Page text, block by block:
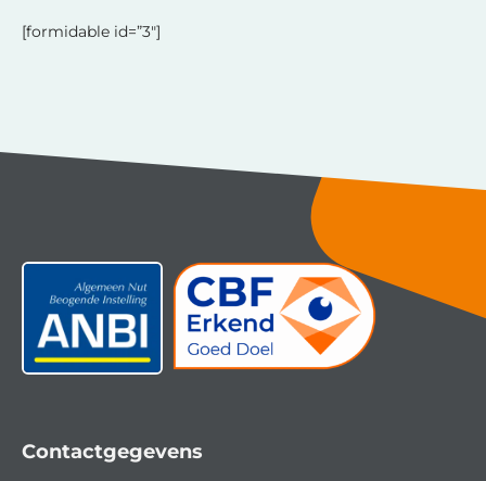
[formidable id=”3″]
Contactgegevens